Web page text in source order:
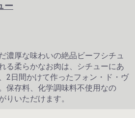
ー
濃厚な味わいの絶品ビーフシチュ
る柔らかなお肉は、シチューにあ
2日間かけて作ったフォン・ド・ヴ
保存料、化学調味料不使用なの
りいただけます。